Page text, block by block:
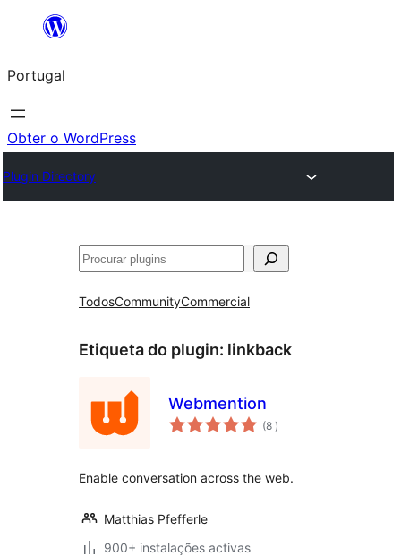
Saltar
o
conteúdo
Portugal
Obter o WordPress
Plugin Directory
Pesquisar
TodosCommunityCommercial
Etiqueta do plugin: linkback
Webmention
(8 classificações
)
Enable conversation across the web.
Matthias Pfefferle
900+ instalações activas